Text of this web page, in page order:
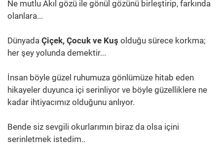
Ne mutlu Akıl gözü ile gönül gözünü birleştirip, farkında
olanlara...
Dünyada Çiçek, Çocuk ve Kuş olduğu sürece korkma;
her şey yolunda demektir...
İnsan böyle güzel ruhumuza gönlümüze hitab eden
hikayeler duyunca içi serinliyor ve böyle güzelliklere ne
kadar ihtiyacımız olduğunu anlıyor.
Bende siz sevgili okurlarımın biraz da olsa içini
serinletmek istedim..